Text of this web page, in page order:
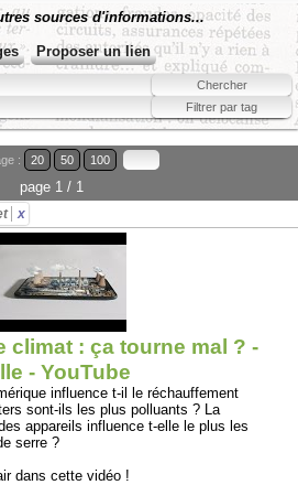
sources d'informations...
Proposer un lien
: 20 50 100
page 1 / 1
x
climat : ça tourne mal ? -
- YouTube
influence t-il le réchauffement
sont-ils les plus polluants ? La
appareils influence t-elle le plus les
serre ?
dans cette vidéo !